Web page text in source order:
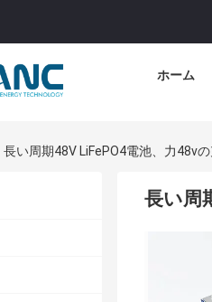
ホーム
長い周期48V LiFePO4電池、力48v
長い周